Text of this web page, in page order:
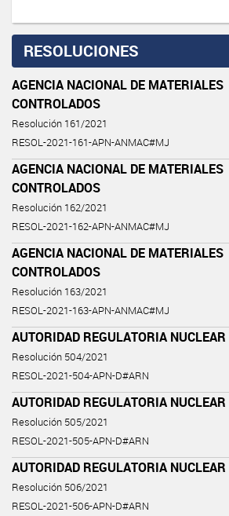
RESOLUCIONES
AGENCIA NACIONAL DE MATERIALES
CONTROLADOS
Resolución 161/2021
RESOL-2021-161-APN-ANMAC#MJ
AGENCIA NACIONAL DE MATERIALES
CONTROLADOS
Resolución 162/2021
RESOL-2021-162-APN-ANMAC#MJ
AGENCIA NACIONAL DE MATERIALES
CONTROLADOS
Resolución 163/2021
RESOL-2021-163-APN-ANMAC#MJ
AUTORIDAD REGULATORIA NUCLEAR
Resolución 504/2021
RESOL-2021-504-APN-D#ARN
AUTORIDAD REGULATORIA NUCLEAR
Resolución 505/2021
RESOL-2021-505-APN-D#ARN
AUTORIDAD REGULATORIA NUCLEAR
Resolución 506/2021
RESOL-2021-506-APN-D#ARN